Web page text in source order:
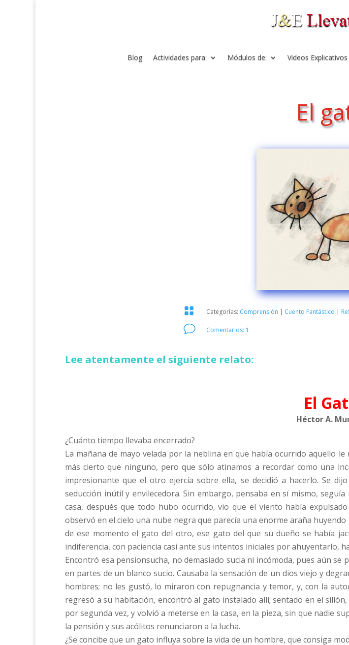
Blog Actividades para: Módulos de: Videos Explicativos
El
 Categorías: Comprensión | Cuento Fantástico |
v Comentarios: 1
Lee atentamente el siguiente relato:
El
Héctor A.
¿Cuánto tiempo llevaba encerrado?
La mañana de mayo velada por la neblina en que había ocurrido aquello
más cierto que ninguno, pero que sólo atinamos a recordar como una
impresionante que el otro ejercía sobre ella, se decidió a hacerlo. Se
seducción inútil y envilecedora. Sin embargo, pensaba en sí mismo,
casa, después que todo hubo ocurrido, vio que el viento había
observó en el cielo una nube negra que parecía una enorme araña
de ese momento el gato del otro, ese gato del que su dueño se había
indiferencia, con paciencia casi ante sus intentos iniciales por ahuyentarlo,
Encontró esa pensionsucha, no demasiado sucia ni incómoda, pues aún
en partes de un blanco sucio. Causaba la sensación de un dios viejo y
hombres; no les gustó, lo miraron con repugnancia y temor, y, con la
regresó a su habitación, encontró al gato instalado allí; sentado en el
por segunda vez, y volvió a meterse en la casa, en la pieza, sin que nadie
la pensión y sus acólitos renunciaron a la lucha.
¿Se concibe que un gato influya sobre la vida de un hombre, que consiga